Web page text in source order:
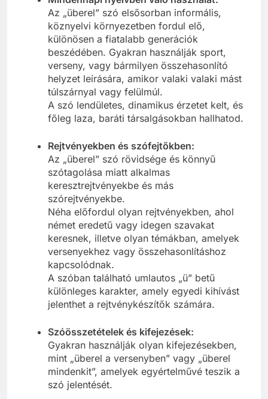
Mindennapi nyelvben való használat:
Az „überel” szó elsősorban informális,
köznyelvi környezetben fordul elő,
különösen a fiatalabb generációk
beszédében. Gyakran használják sport,
verseny, vagy bármilyen összehasonlító
helyzet leírására, amikor valaki valaki mást
túlszárnyal vagy felülmúl.
A szó lendületes, dinamikus érzetet kelt, és
Rejtvényekben és szófejtőkben:
Az „überel” szó rövidsége és könnyű
szótagolása miatt alkalmas
keresztrejtvényekbe és más
szórejtvényekbe.
Néha előfordul olyan rejtvényekben, ahol
német eredetű vagy idegen szavakat
keresnek, illetve olyan témákban, amelyek
versenyekhez vagy összehasonlításhoz
kapcsolódnak.
A szóban található umlautos „ü” betű
különleges karakter, amely egyedi kihívást
Szóösszetételek és kifejezések:
Gyakran használják olyan kifejezésekben,
mint „überel a versenyben” vagy „überel
mindenkit”, amelyek egyértelművé teszik a